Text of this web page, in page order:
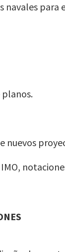
navales
planos.
nuevos